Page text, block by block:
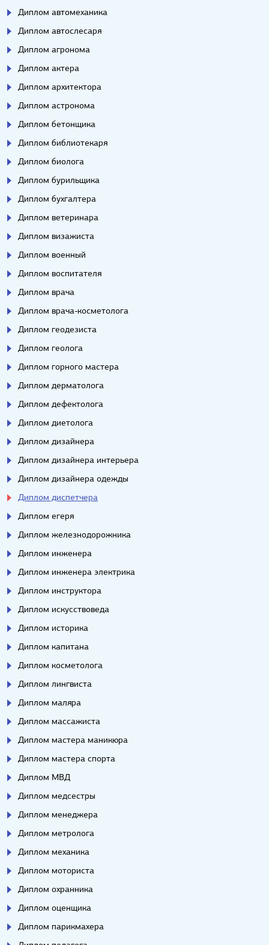
Диплом автомеханика
Диплом автослесаря
Диплом агронома
Диплом актера
Диплом архитектора
Диплом астронома
Диплом бетонщика
Диплом библиотекаря
Диплом биолога
Диплом бурильщика
Диплом бухгалтера
Диплом ветеринара
Диплом визажиста
Диплом военный
Диплом воспитателя
Диплом врача
Диплом врача-косметолога
Диплом геодезиста
Диплом геолога
Диплом горного мастера
Диплом дерматолога
Диплом дефектолога
Диплом диетолога
Диплом дизайнера
Диплом дизайнера интерьера
Диплом дизайнера одежды
Диплом диспетчера
Диплом егеря
Диплом железнодорожника
Диплом инженера
Диплом инженера электрика
Диплом инструктора
Диплом искусствоведа
Диплом историка
Диплом капитана
Диплом косметолога
Диплом лингвиста
Диплом маляра
Диплом массажиста
Диплом мастера маникюра
Диплом мастера спорта
Диплом МВД
Диплом медсестры
Диплом менеджера
Диплом метролога
Диплом механика
Диплом моториста
Диплом охранника
Диплом оценщика
Диплом парикмахера